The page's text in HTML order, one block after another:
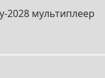
2028 мультиплеер